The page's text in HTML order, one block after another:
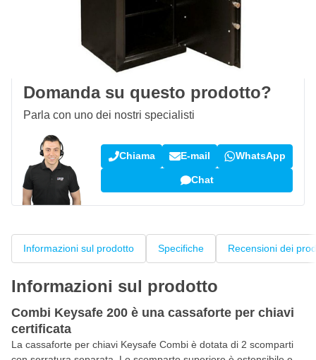
Spedizione gratuita da 150,- €
Recensioni dei clienti:4,58/5(7.078 recensioni)
Domanda su questo prodotto?
Parla con uno dei nostri specialisti
Chiama E-mail WhatsApp
Chat
Informazioni sul prodotto Specifiche Recensioni dei
Informazioni sul prodotto
Combi Keysafe 200 è una cassaforte per chiavi
certificata
La cassaforte per chiavi Keysafe Combi è dotata di 2 scomparti